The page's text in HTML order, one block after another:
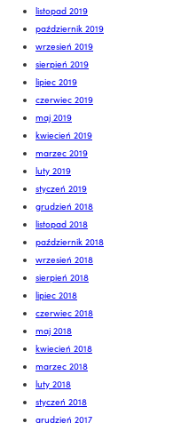
listopad 2019
październik 2019
wrzesień 2019
sierpień 2019
lipiec 2019
czerwiec 2019
maj 2019
kwiecień 2019
marzec 2019
luty 2019
styczeń 2019
grudzień 2018
listopad 2018
październik 2018
wrzesień 2018
sierpień 2018
lipiec 2018
czerwiec 2018
maj 2018
kwiecień 2018
marzec 2018
luty 2018
styczeń 2018
grudzień 2017